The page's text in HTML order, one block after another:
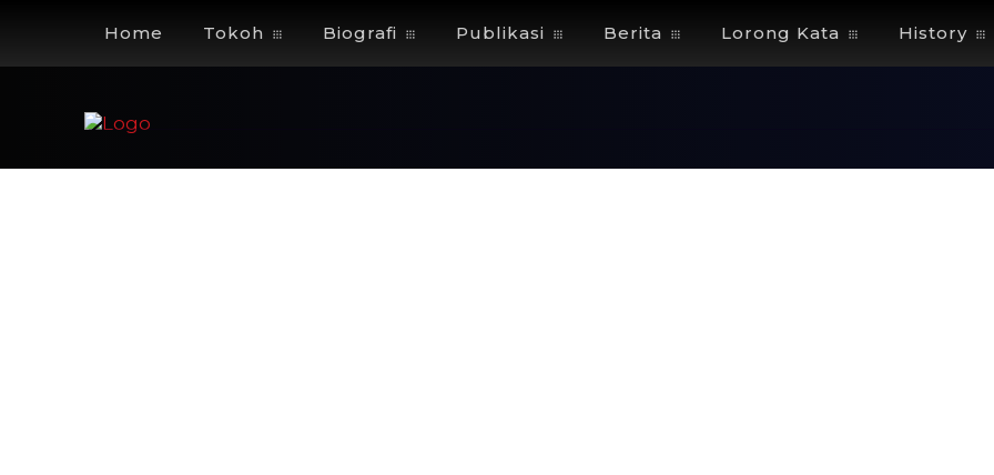
Home Tokoh Biografi Publikasi Berita Lorong Kata History